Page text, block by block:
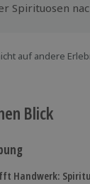
Spirituosen
auf andere
Blick
Handwerk: